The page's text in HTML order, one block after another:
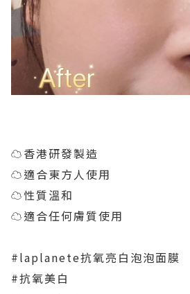
☁️香港研發製造⁠
☁️適合東方人使用
☁️性質溫和⁠
☁️適合任何膚質使用
#laplanete抗氧亮白泡泡面膜
#抗氧美白